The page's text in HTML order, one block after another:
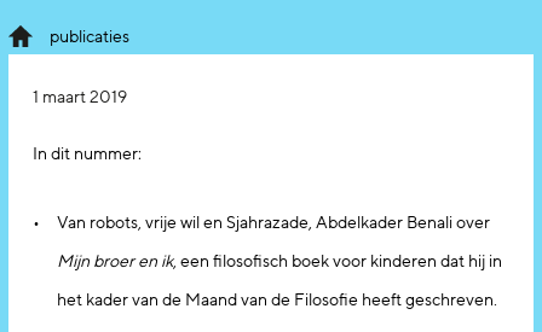
publicaties
1 maart 2019
In dit nummer:
Van robots, vrije wil en Sjahrazade, Abdelkader Benali over
Mijn broer en ik, een filosofisch boek voor kinderen dat hij in
het kader van de Maand van de Filosofie heeft geschreven.